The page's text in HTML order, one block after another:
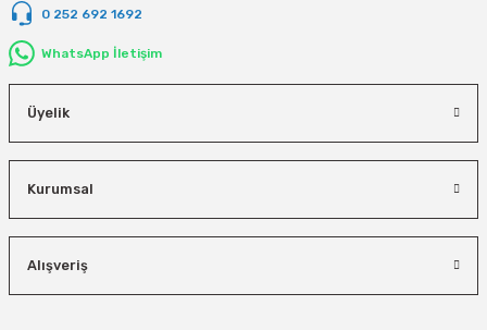
0 252 692 1692
WhatsApp İletişim
Üyelik
Kurumsal
Alışveriş